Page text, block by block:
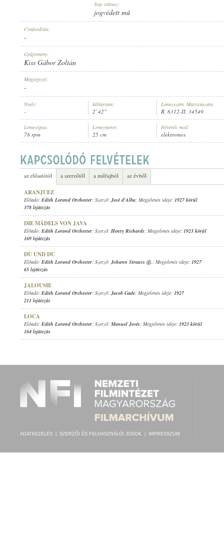
EDITH LORAND ORCHESTER
LEMEZSZÁM:
Jogi státusz:
jogvédett mű
Címfordítás:
-
Gyűjtemény:
Kiss Gábor Zoltán
Megjegyzés:
-
Nyelv:
-
Időtartam:
2' 42"
Lemezszám, Matricaszám:
B. 6312-II, 34549
Lemeztípus:
78 rpm
Lemezméret:
25 cm
Felvételi mód:
elektromos
az előadótól a szerzőtől a műfajból az évből
ARANJUEZ
Előadó: Edith Lorand Orchester; Szerző:José d'Alba; Megjelenés ideje: 1927 körül
378 lejátszás
DIE MÄDELS VON JAVA
Előadó: Edith Lorand Orchester; Szerző: Henry Richards; Megjelenés ideje: 1923 körül
169 lejátszás
DU UND DU
Előadó: Edith Lorand Orchester; Szerző:Johann Strauss ifj.; Megjelenés ideje: 1927
65 lejátszás
JALOUSIE
Előadó: Edith Lorand Orchester; Szerző:Jacob Gade; Megjelenés ideje: 1927
211 lejátszás
LOCA
Előadó: Edith Lorand Orchester; Szerző: Manuel Jovés; Megjelenés ideje: 1923 körül
164 lejátszás
ADATKEZELÉS SZERZŐI ÉS FELHASZNÁLÓI JOGOK IMPRESSZUM